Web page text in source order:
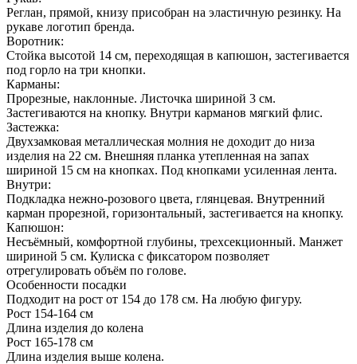
Реглан, прямой, книзу присобран на эластичную резинку. На
рукаве логотип бренда.
Воротник:
Стойка высотой 14 см, переходящая в капюшон, застегивается
под горло на три кнопки.
Карманы:
Прорезные, наклонные. Листочка шириной 3 см.
Застегиваются на кнопку. Внутри карманов мягкий флис.
Застежка:
Двухзамковая металлическая молния не доходит до низа
изделия на 22 см. Внешняя планка утепленная на запах
шириной 15 см на кнопках. Под кнопками усиленная лента.
Внутри:
Подкладка нежно-розового цвета, глянцевая. Внутренний
карман прорезной, горизонтальный, застегивается на кнопку.
Капюшон:
Несъёмный, комфортной глубины, трехсекционный. Манжет
шириной 5 см. Кулиска с фиксатором позволяет
отрегулировать объём по голове.
Особенности посадки
Подходит на рост от 154 до 178 см. На любую фигуру.
Рост 154-164 см
Длина изделия до колена
Рост 165-178 см
Длина изделия выше колена.